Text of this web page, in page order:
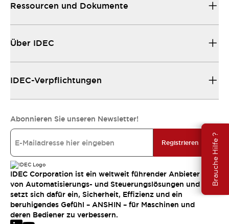
Brauche Hilfe ?
Ressourcen und Dokumente
Über IDEC
IDEC-Verpflichtungen
Abonnieren Sie unseren Newsletter!
Registrieren
IDEC Corporation ist ein weltweit führender Anbieter
von Automatisierungs- und Steuerungslösungen und
setzt sich dafür ein, Sicherheit, Effizienz und ein
beruhigendes Gefühl – ANSHIN – für Maschinen und
deren Bediener zu verbessern.